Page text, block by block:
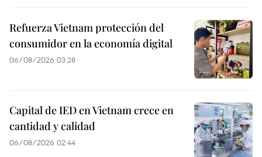
Refuerza Vietnam protección del
consumidor en la economía digital
06/08/2026 03:28
Capital de IED en Vietnam crece en
cantidad y calidad
06/08/2026 02:44